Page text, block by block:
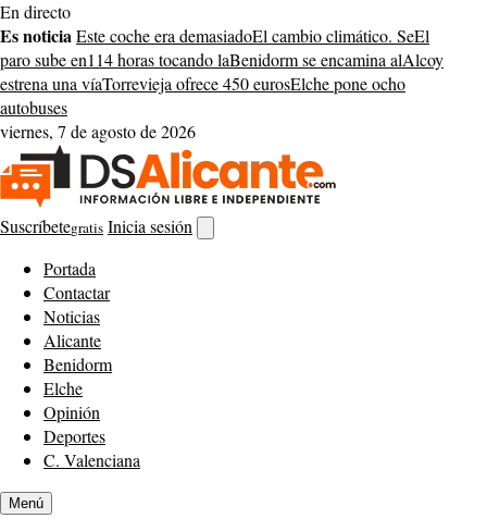
Saltar
al
contenido
En directo
Es noticiaEste coche era demasiadoEl cambio climático. SeEl
paro sube en114 horas tocando laBenidorm se encamina alAlcoy
estrena una víaTorrevieja ofrece 450 eurosElche pone ocho
autobuses
viernes, 7 de agosto de 2026
Suscríbetegratis Inicia sesión
buscador
Portada
Contactar
Noticias
Alicante
Benidorm
Elche
Opinión
Deportes
C. Valenciana
Menú